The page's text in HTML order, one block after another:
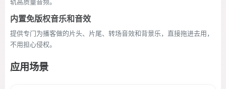
内置免版权音乐和音效
提供专门为播客做的片头、片尾、转场音效和背景乐，直接拖进去用，
不用担心侵权。
应用场景